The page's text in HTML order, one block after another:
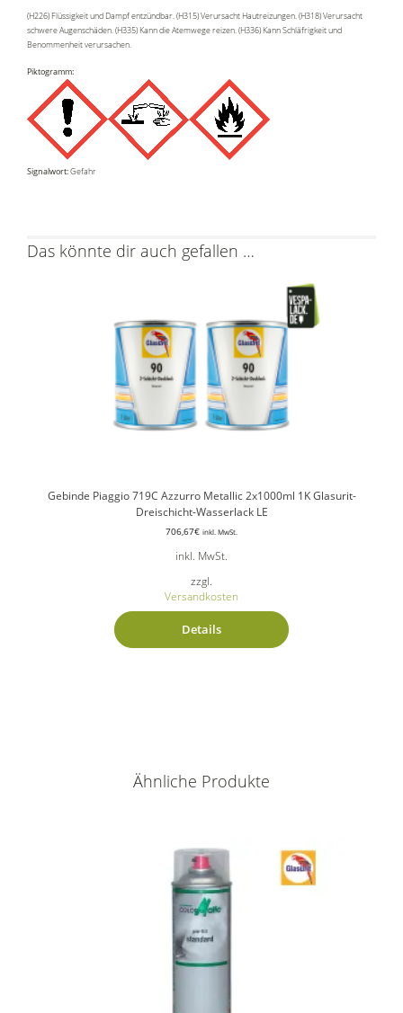
(H226) Flüssigkeit und Dampf entzündbar. (H315) Verursacht Hautreizungen. (H318) Verursacht
schwere Augenschäden. (H335) Kann die Atemwege reizen. (H336) Kann Schläfrigkeit und
Benommenheit verursachen.
Piktogramm:
Signalwort:Gefahr
Das könnte dir auch gefallen …
Gebinde Piaggio 719C Azzurro Metallic 2x1000ml 1K Glasurit-
Dreischicht-Wasserlack LE
706,67€ inkl. MwSt.
inkl. MwSt.
zzgl.
Versandkosten
Details
Ähnliche Produkte